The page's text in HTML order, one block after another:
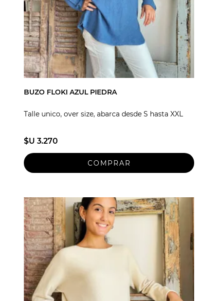
BUZO FLOKI AZUL PIEDRA
Talle unico, over size, abarca desde S hasta XXL
$U 3.270